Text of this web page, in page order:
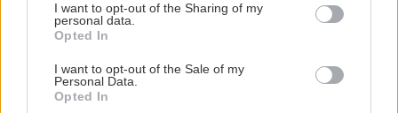
I want to opt-out of the Sharing of my
personal data.
Opted In
I want to opt-out of the Sale of my
Personal Data.
Opted In
ΟΦΗ: Συμφωνία με τον Ιταλό αμυντικό
Λορέντσο Ντίκμαν – Την Κυριακή στο